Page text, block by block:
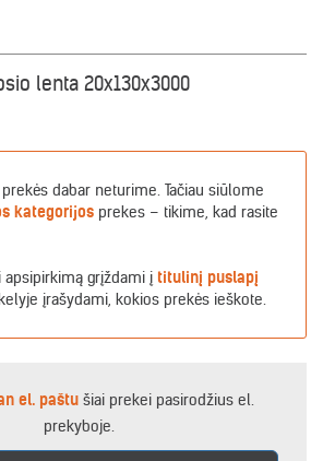
lenta 20x130x3000
dabar neturime. Tačiau siūlome
kategorijos prekes – tikime, kad rasite
apsipirkimą grįždami į titulinį puslapį
įrašydami, kokios prekės ieškote.
el. paštu šiai prekei pasirodžius el.
prekyboje.